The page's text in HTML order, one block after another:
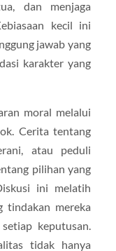
dan menjaga
kecil ini
jawab yang
karakter yang
moral melalui
Cerita tentang
atau peduli
pilihan yang
ini melatih
mereka
keputusan.
tidak hanya